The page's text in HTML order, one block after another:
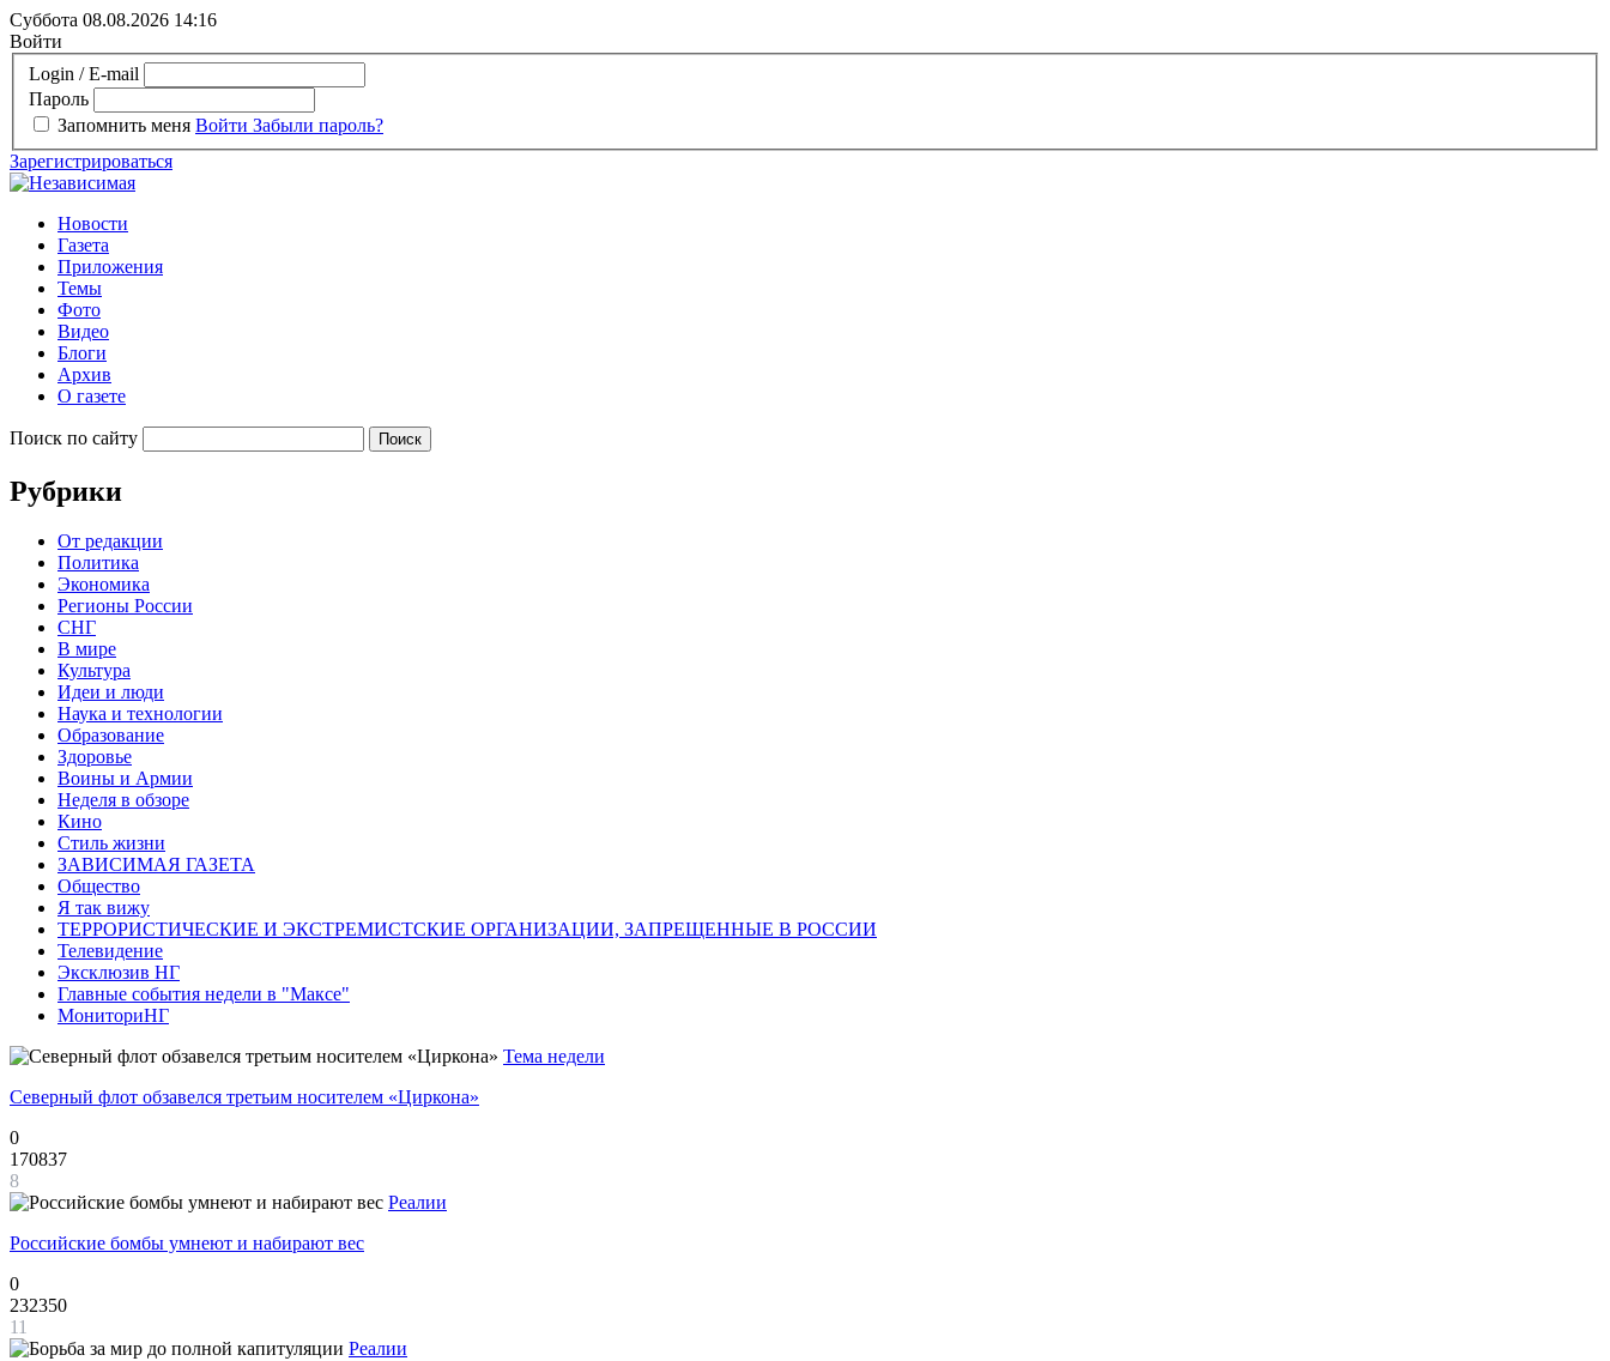
Суббота 08.08.2026 14:16
Войти
Login / E-mail
Пароль
Запомнить меня Войти Забыли пароль?
Зарегистрироваться
Новости
Газета
Приложения
Темы
Фото
Видео
Блоги
Архив
О газете
Поиск по сайту
Рубрики
От редакции
Политика
Экономика
Регионы России
СНГ
В мире
Культура
Идеи и люди
Наука и технологии
Образование
Здоровье
Воины и Армии
Неделя в обзоре
Кино
Стиль жизни
ЗАВИСИМАЯ ГАЗЕТА
Общество
Я так вижу
ТЕРРОРИСТИЧЕСКИЕ И ЭКСТРЕМИСТСКИЕ ОРГАНИЗАЦИИ, ЗАПРЕЩЕННЫЕ В РОССИИ
Телевидение
Эксклюзив НГ
Главные события недели в "Максе"
МониториНГ
Тема недели
Северный флот обзавелся третьим носителем «Циркона»
0
170837
8
Реалии
Российские бомбы умнеют и набирают вес
0
232350
11
Реалии